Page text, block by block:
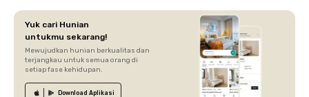
Yuk cari Hunian
untukmu sekarang!
Mewujudkan hunian berkualitas dan
terjangkau untuk semua orang di
setiap fase kehidupan.
Download Aplikasi